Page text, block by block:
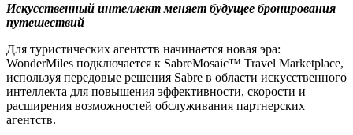
Искусственный интеллект меняет будущее бронирования
путешествий
Для туристических агентств начинается новая эра:
WonderMiles подключается к SabreMosaic™ Travel Marketplace,
используя передовые решения Sabre в области искусственного
интеллекта для повышения эффективности, скорости и
расширения возможностей обслуживания партнерских
агентств.